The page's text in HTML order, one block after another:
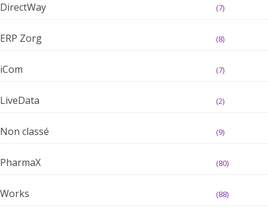
DirectWay (7)
ERP Zorg (8)
iCom (7)
LiveData (2)
Non classé (9)
PharmaX (80)
Works (88)